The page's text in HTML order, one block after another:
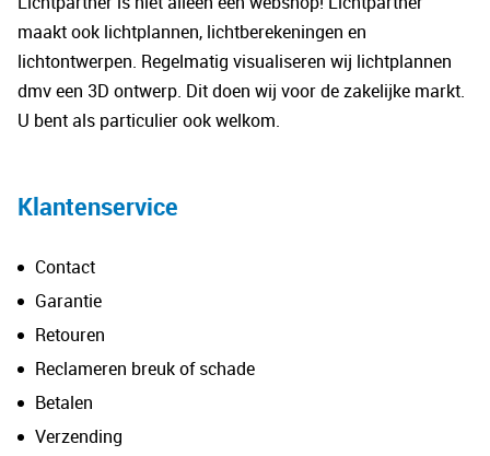
maakt ook lichtplannen, lichtberekeningen en
lichtontwerpen. Regelmatig visualiseren wij lichtplannen
dmv een 3D ontwerp. Dit doen wij voor de zakelijke markt.
U bent als particulier ook welkom.
Klantenservice
Contact
Garantie
Retouren
Reclameren breuk of schade
Betalen
Verzending